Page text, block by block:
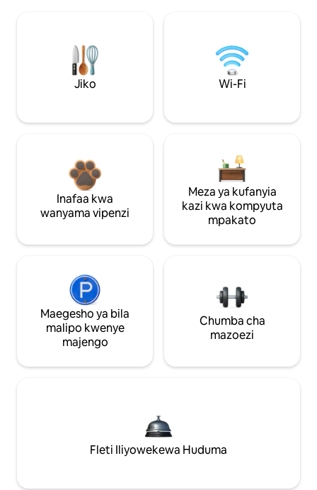
Jiko Wi-Fi
Inafaa kwa
wanyama vipenzi
Meza ya kufanyia
kazi kwa kompyuta
mpakato
Maegesho ya bila
malipo kwenye
majengo
Chumba cha
mazoezi
Fleti Iliyowekewa Huduma